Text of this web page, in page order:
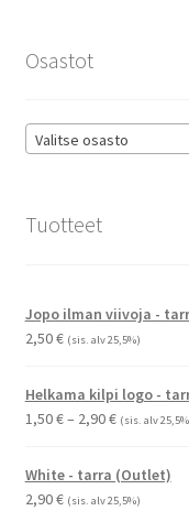
Osastot
Valitse osasto
Tuotteet
Jopo ilman viivoja -
2,50€ (sis. alv 25,5%)
Helkama kilpi logo -
1,50€– 2,90€
-
(sis. alv
White - tarra (Outlet)
2,90€ (sis. alv 25,5%)